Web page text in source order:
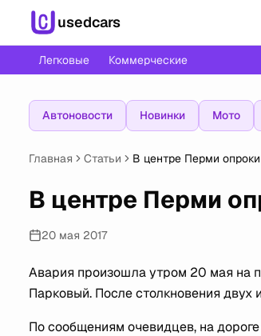
usedcars
Легковые Коммерческие
Автоновости Новинки Мото
Главная Статьи В центре Перми
В центре Перми
20 мая 2017
Авария произошла утром 20 мая на
Парковый. После столкновения
По сообщениям очевидцев, на